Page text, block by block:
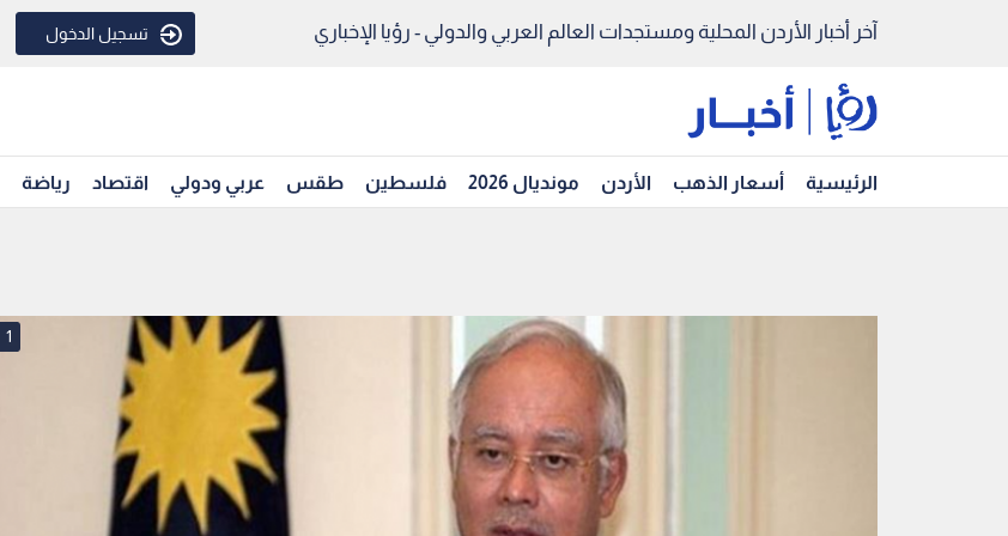
آخر أخبار الأردن المحلية ومستجدات العالم العربي والدولي - رؤيا الإخباري تسجيل الدخول
الرئيسية أسعار الذهب الأردن مونديال 2026 فلسطين طقس عربي ودولي اقتصاد رياضة
1